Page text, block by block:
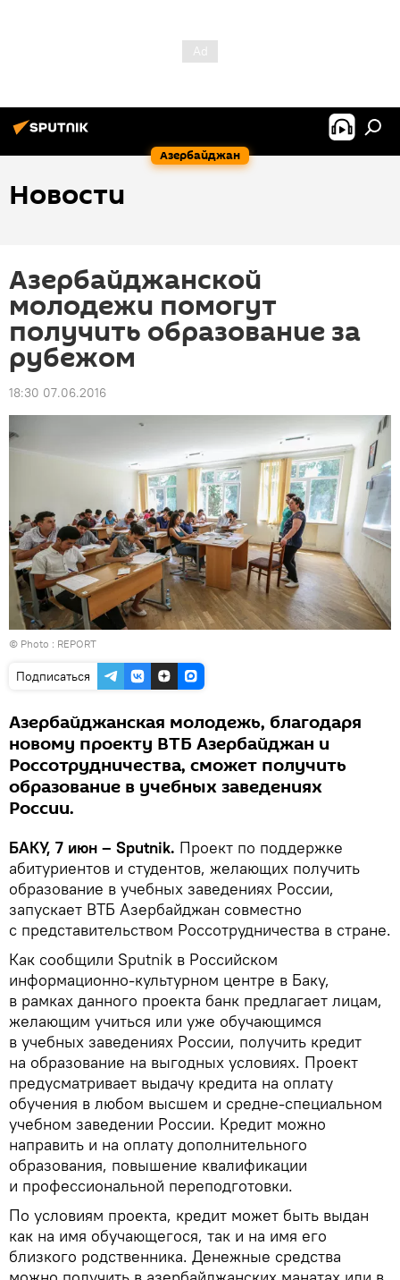
Азербайджан
Новости
Азербайджанской
молодежи помогут
получить образование за
рубежом
18:30 07.06.2016
© Photo : REPORT
Подписаться
Азербайджанская молодежь, благодаря
новому проекту ВТБ Азербайджан и
Россотрудничества, сможет получить
образование в учебных заведениях
России.
БАКУ, 7 июн – Sputnik. Проект по поддержке
абитуриентов и студентов, желающих получить
образование в учебных заведениях России,
запускает ВТБ Азербайджан совместно
с представительством Россотрудничества в стране.
Как сообщили Sputnik в Российском
информационно-культурном центре в Баку,
в рамках данного проекта банк предлагает лицам,
желающим учиться или уже обучающимся
в учебных заведениях России, получить кредит
на образование на выгодных условиях. Проект
предусматривает выдачу кредита на оплату
обучения в любом высшем и средне-специальном
учебном заведении России. Кредит можно
направить и на оплату дополнительного
образования, повышение квалификации
и профессиональной переподготовки.
По условиям проекта, кредит может быть выдан
как на имя обучающегося, так и на имя его
близкого родственника. Денежные средства